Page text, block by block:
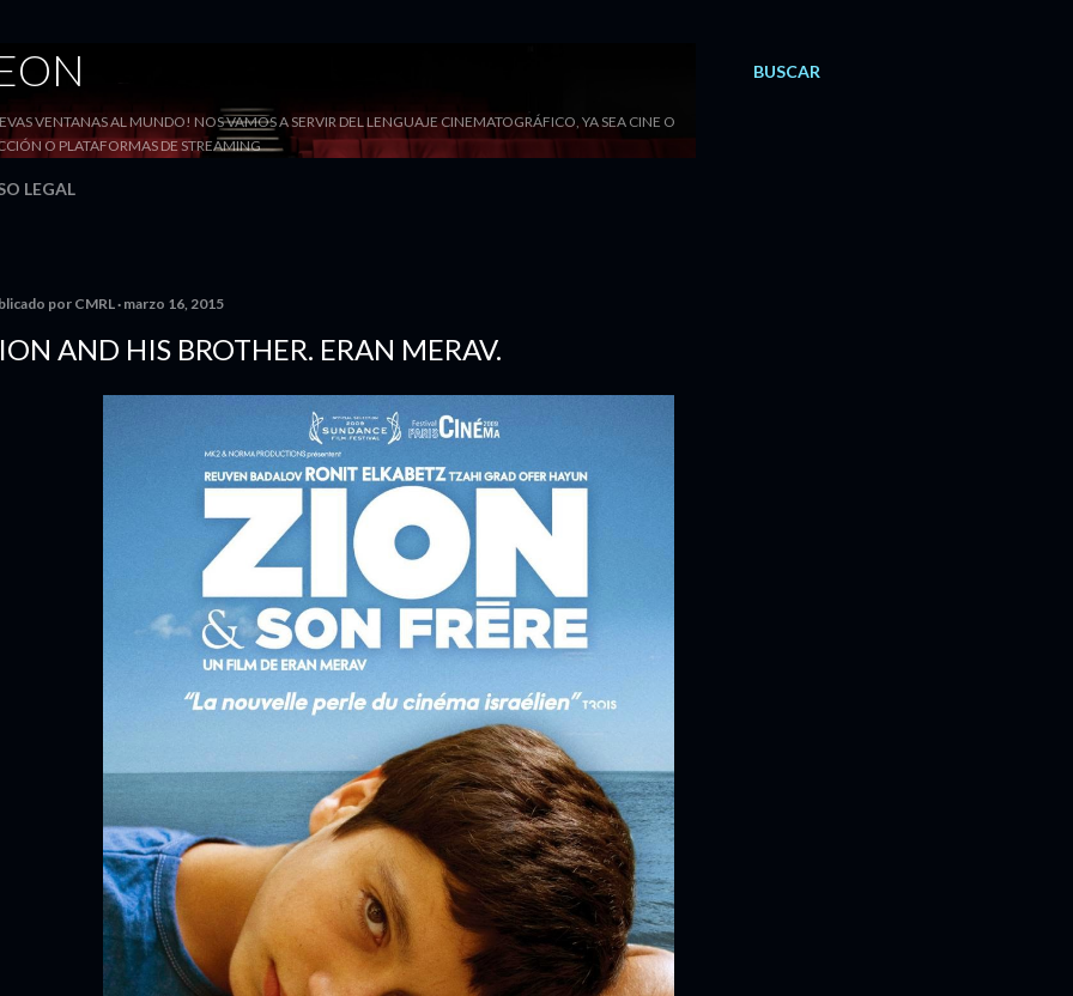
BUSCAR
VENTANAS AL MUNDO! NOS VAMOS A SERVIR DEL LENGUAJE CINEMATOGRÁFICO, YA SEA CINE O
O PLATAFORMAS DE STREAMING
LEGAL
porCMRL marzo 16, 2015
AND HIS BROTHER. ERAN MERAV.